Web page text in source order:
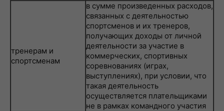
тренерам и
спортсменам
в сумме произведенных расходов,
связанных с деятельностью
спортсменов и их тренеров,
получающих доходы от личной
деятельности за участие в
коммерческих, спортивных
соревнованиях (играх,
выступлениях), при условии, что
такая деятельность
осуществляется плательщиками
не в рамках командного участия